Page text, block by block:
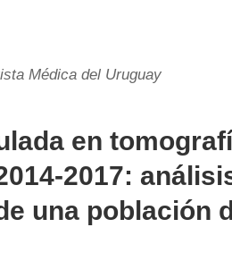
Médica del Uruguay
en
2017:
una población